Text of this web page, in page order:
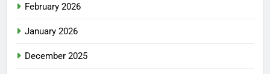
February 2026
January 2026
December 2025